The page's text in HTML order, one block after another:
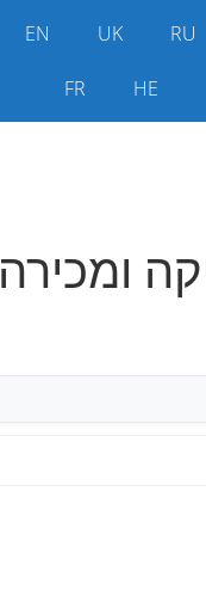
RU
UK
EN
HE
FR
ומכירה